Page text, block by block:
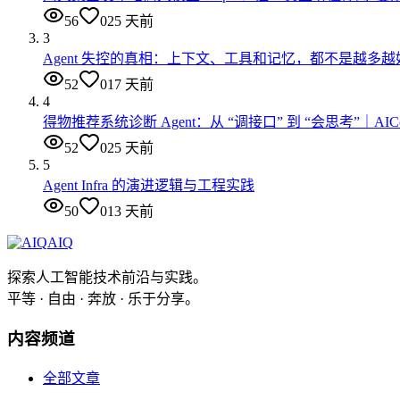
56
025 天前
3
Agent 失控的真相：上下文、工具和记忆，都不是越多越
52
017 天前
4
得物推荐系统诊断 Agent：从 “调接口” 到 “会思考”｜
52
025 天前
5
Agent Infra 的演进逻辑与工程实践
50
013 天前
AIQ
探索人工智能技术前沿与实践。
平等 · 自由 · 奔放 · 乐于分享。
内容频道
全部文章